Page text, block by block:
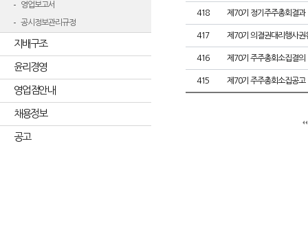
영업보고서
공시정보관리규정
지배구조
윤리경영
영업점안내
채용정보
공고
418 제70기 정기주주총회결과
417 제70기 의결권대리행사권
416 제70기 주주총회소집결의
415 제70기 주주총회소집공고